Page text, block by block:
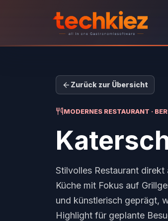
Zurück zur Übersicht
MODERNES RESTAURANT ·
Stilvolles Restaurant
Küche mit Fokus auf
und künstlerisch geprägt,
Highlight für geplante